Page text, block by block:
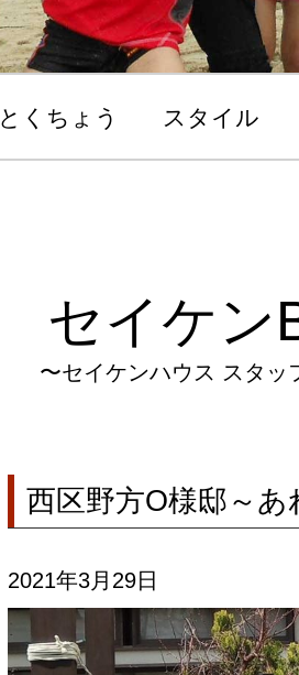
とくちょう スタイル
セイケン
〜セイケンハウス スタッ
西区野方O様邸～
2021年3月29日